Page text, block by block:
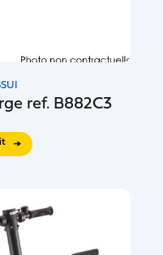
ref. B882C3